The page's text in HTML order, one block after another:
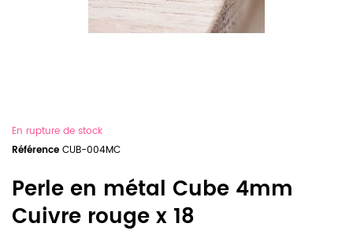
En rupture de stock
Référence CUB-004MC
Perle en métal Cube 4mm
Cuivre rouge x 18